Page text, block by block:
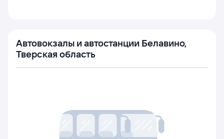
Автовокзалы и автостанции Белавино,
Тверская область